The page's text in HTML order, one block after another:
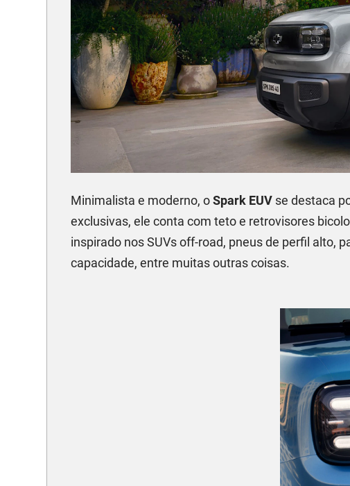
Minimalista e moderno, oSpark EUVse destaca
exclusivas, ele conta com teto e retrovisores
inspirado nos SUVs off-road, pneus de perfil alto,
capacidade, entre muitas outras coisas.